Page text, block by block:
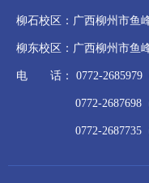
柳石校区：广西柳州市鱼
柳东校区：广西柳州市鱼
电 话： 0772-2685979（
0772-2687698（
0772-2687735（